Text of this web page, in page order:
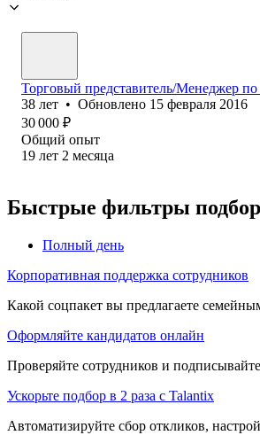
Торговый представитель/Менеджер
38 лет • Обновлено 15 февраля 2016
30 000 ₽
Общий опыт
19 лет 2 месяца
Быстрые фильтры
Полный день
Корпоративная поддержка сотрудников
Какой соцпакет вы предлагаете
Оформляйте кандидатов онлайн
Проверяйте сотрудников и
Ускорьте подбор в 2 раза с Talantix
Автоматизируйте сбор откликов,